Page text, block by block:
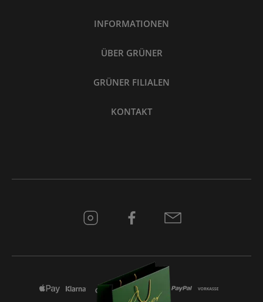
INFORMATIONEN
ÜBER GRÜNER
GRÜNER FILIALEN
KONTAKT